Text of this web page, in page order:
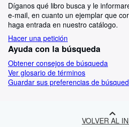
Díganos qué libro busca y le
e-mail, en cuanto un ejemplar que
haga entrada en nuestro catálogo.
Hacer una petición
Ayuda con la búsqueda
Obtener consejos de búsqueda
Ver glosario de términos
Guardar sus preferencias de
VOLVER AL